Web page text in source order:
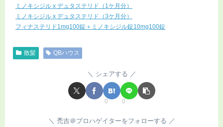
ミノキシジル x デュタステリド（1ケ月分）
ミノキシジル x デュタステリド（3ケ月分）
フィナステリド1mg100錠＋ミノキシジル錠10mg100錠
散髪 QBハウス
シェアする
0 0
禿吉＠プロハゲイターをフォローする